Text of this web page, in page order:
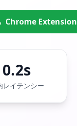
Chrome Extension
0.2s
レイテンシー